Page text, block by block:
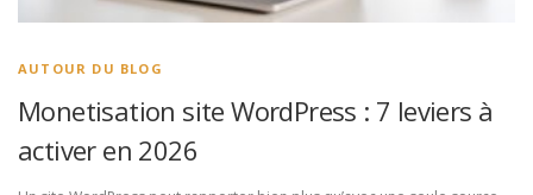
AUTOUR DU BLOG
Monetisation site WordPress : 7 leviers à
activer en 2026